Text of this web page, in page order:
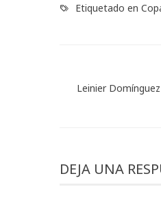
Etiquetado en
Leinier
DEJA UNA